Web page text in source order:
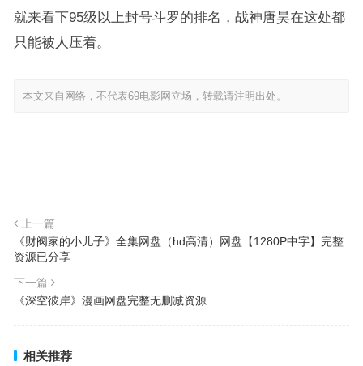
就来看下95级以上封号斗罗的排名，战神唐昊在这处都
只能被人压着。
本文来自网络，不代表69电影网立场，转载请注明出处。
上一篇
《财阀家的小儿子》全集网盘（hd高清）网盘【1280P中字】完整
资源已分享
下一篇
《深空彼岸》漫画网盘完整无删减资源
相关推荐